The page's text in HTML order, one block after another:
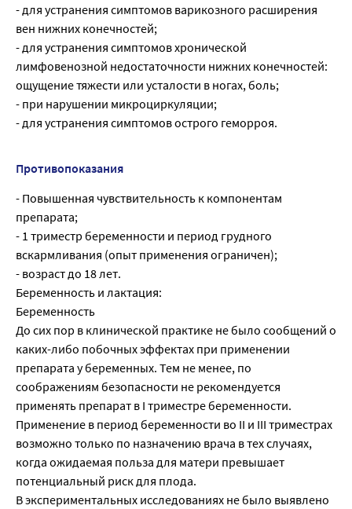
- для устранения симптомов варикозного расширения
вен нижних конечностей;
- для устранения симптомов хронической
лимфовенозной недостаточности нижних конечностей:
ощущение тяжести или усталости в ногах, боль;
- при нарушении микроциркуляции;
- для устранения симптомов острого геморроя.
Противопоказания
- Повышенная чувствительность к компонентам
препарата;
- 1 триместр беременности и период грудного
вскармливания (опыт применения ограничен);
- возраст до 18 лет.
Беременность и лактация:
Беременность
До сих пор в клинической практике не было сообщений о
каких-либо побочных эффектах при применении
препарата у беременных. Тем не менее, по
соображениям безопасности не рекомендуется
применять препарат в I триместре беременности.
Применение в период беременности во II и III триместрах
возможно только по назначению врача в тех случаях,
когда ожидаемая польза для матери превышает
потенциальный риск для плода.
В экспериментальных исследованиях не было выявлено